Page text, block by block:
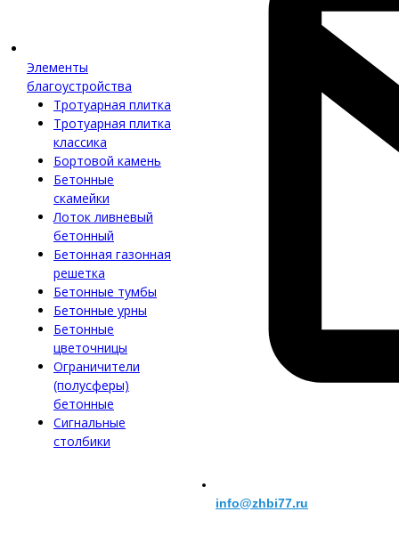
Элементы
благоустройства
Тротуарная плитка
Тротуарная плитка
классика
Бортовой камень
Бетонные
скамейки
Лоток ливневый
бетонный
Бетонная газонная
решетка
Бетонные тумбы
Бетонные урны
Бетонные
цветочницы
Ограничители
(полусферы)
бетонные
Сигнальные
столбики
info@zhbi77.ru